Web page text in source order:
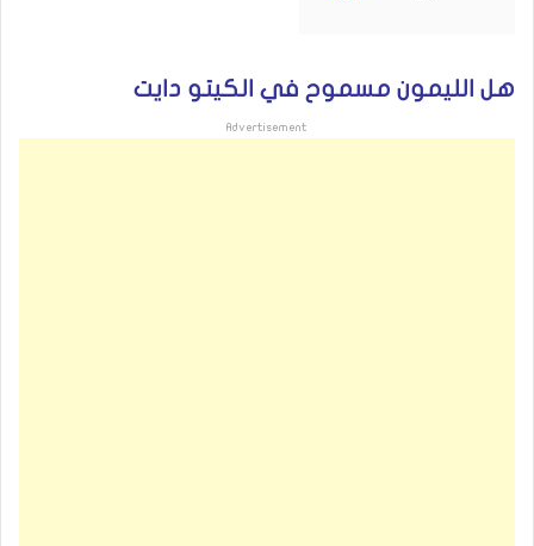
هل الليمون مسموح في الكيتو دايت
Advertisement